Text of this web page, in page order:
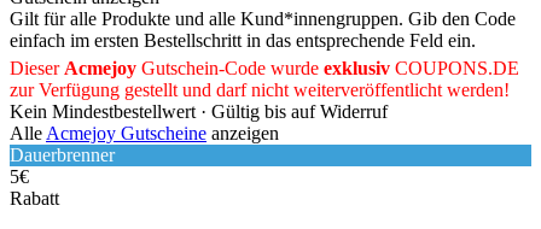
Gilt für alle Produkte und alle Kund*innengruppen. Gib den Code
einfach im ersten Bestellschritt in das entsprechende Feld ein.
DieserAcmejoy Gutschein-Code wurde exklusiv COUPONS.DE
zur Verfügung gestellt und darf nicht weiterveröffentlicht werden!
Kein Mindestbestellwert · Gültig bis auf Widerruf
AlleAcmejoy Gutscheine anzeigen
Dauerbrenner
5€
Rabatt